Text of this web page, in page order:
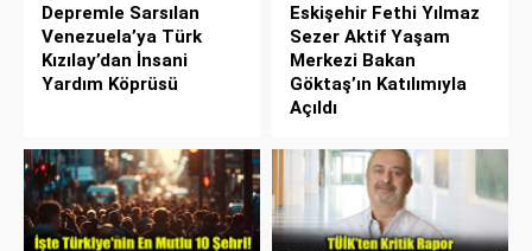
Depremle Sarsılan
Venezuela’ya Türk
Kızılay’dan İnsani
Yardım Köprüsü
Eskişehir Fethi Yılmaz
Sezer Aktif Yaşam
Merkezi Bakan
Göktaş’ın Katılımıyla
Açıldı